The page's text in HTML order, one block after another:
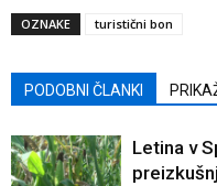
OZNAKE turistični bon
PODOBNI ČLANKI
Letina v